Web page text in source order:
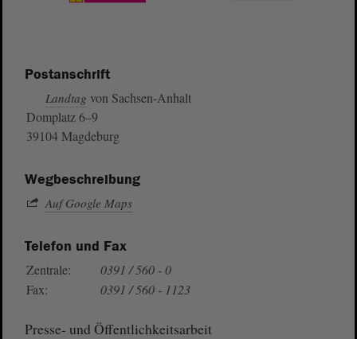
Postanschrift
Landtag von Sachsen-Anhalt
Domplatz 6–9
39104 Magdeburg
Wegbeschreibung
Auf Google Maps
Telefon und Fax
Zentrale:
0391 / 560 - 0
Fax:
0391 / 560 - 1123
Presse- und Öffentlichkeitsarbeit